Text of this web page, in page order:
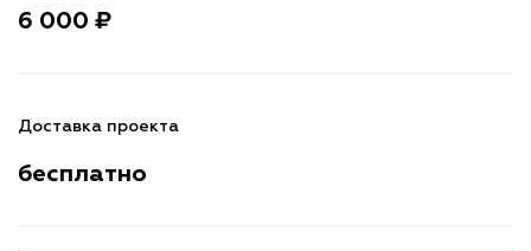
6 000 ₽
Доставка проекта
бесплатно